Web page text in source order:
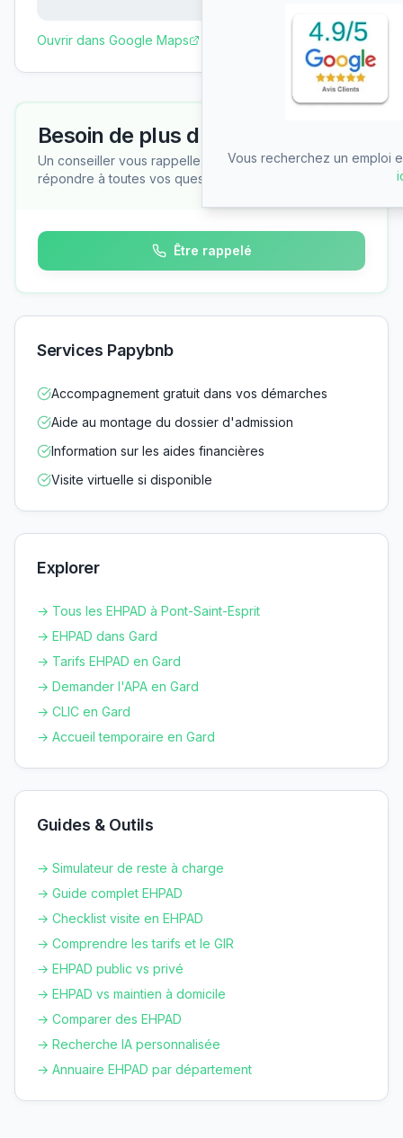
Ouvrir dans Google Maps
Besoin de plus d'informations ?
Un conseiller vous rappelle gratuitement pour
répondre à toutes vos questions
Être rappelé
Services Papybnb
Accompagnement gratuit dans vos démarches
Aide au montage du dossier d'admission
Information sur les aides financières
Visite virtuelle si disponible
Explorer
→ Tous les EHPAD à Pont-Saint-Esprit
→ EHPAD dans Gard
→ Tarifs EHPAD en Gard
→ Demander l'APA en Gard
→ CLIC en Gard
→ Accueil temporaire en Gard
Guides & Outils
→ Simulateur de reste à charge
→ Guide complet EHPAD
→ Checklist visite en EHPAD
→ Comprendre les tarifs et le GIR
→ EHPAD public vs privé
→ EHPAD vs maintien à domicile
→ Comparer des EHPAD
→ Recherche IA personnalisée
→ Annuaire EHPAD par département
Vous recherchez un emploi